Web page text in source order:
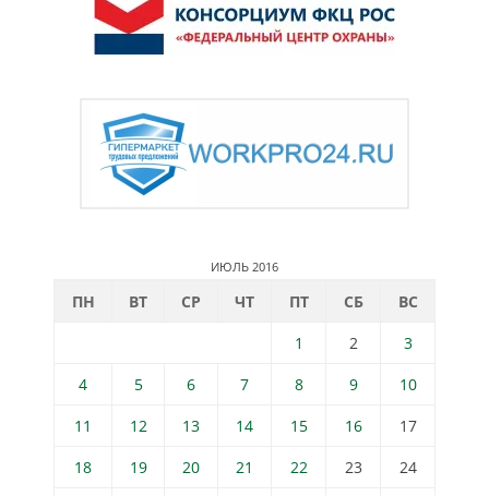
ИЮЛЬ 2016
ПН ВТ СР ЧТ ПТ СБ
ВС
1
2
3
4
5 6 7 8 9
10
11
12 13 14 15 16
17
18
19 20 21 22 23
24